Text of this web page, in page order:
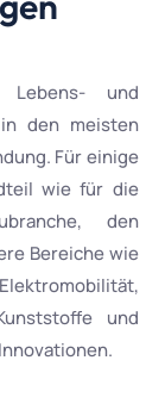
und
den meisten
Für einige
wie für die
den
Bereiche wie
und